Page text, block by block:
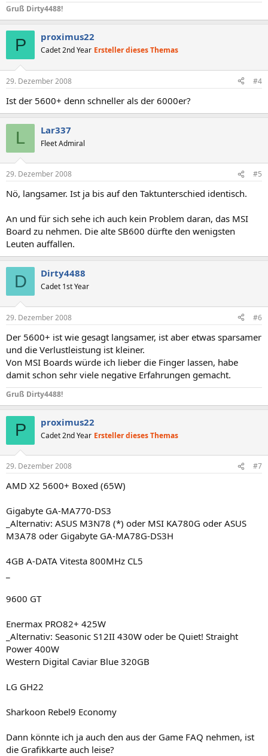
Gruß Dirty4488!
P proximus22
Cadet 2nd Year Ersteller dieses Themas
29. Dezember 2008 #4
Ist der 5600+ denn schneller als der 6000er?
L Lar337
Fleet Admiral
29. Dezember 2008 #5
Nö, langsamer. Ist ja bis auf den Taktunterschied identisch.
An und für sich sehe ich auch kein Problem daran, das MSI
Board zu nehmen. Die alte SB600 dürfte den wenigsten
Leuten auffallen.
D Dirty4488
Cadet 1st Year
29. Dezember 2008 #6
Der 5600+ ist wie gesagt langsamer, ist aber etwas sparsamer
und die Verlustleistung ist kleiner.
Von MSI Boards würde ich lieber die Finger lassen, habe
damit schon sehr viele negative Erfahrungen gemacht.
Gruß Dirty4488!
P proximus22
Cadet 2nd Year Ersteller dieses Themas
29. Dezember 2008 #7
AMD X2 5600+ Boxed (65W)
Gigabyte GA-MA770-DS3
_Alternativ: ASUS M3N78 (*) oder MSI KA780G oder ASUS
M3A78 oder Gigabyte GA-MA78G-DS3H
4GB A-DATA Vitesta 800MHz CL5
9600 GT
Enermax PRO82+ 425W
_Alternativ: Seasonic S12II 430W oder be Quiet! Straight
Power 400W
Western Digital Caviar Blue 320GB
LG GH22
Sharkoon Rebel9 Economy
Dann könnte ich ja auch den aus der Game FAQ nehmen, ist
die Grafikkarte auch leise?